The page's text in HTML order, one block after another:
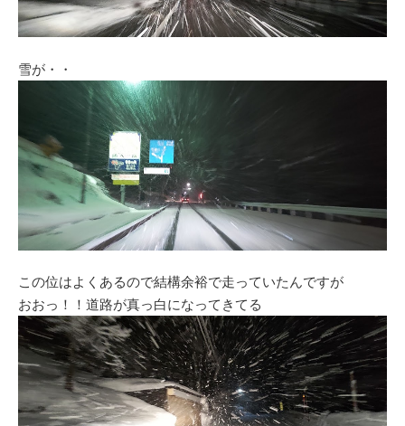
雪が・・
この位はよくあるので結構余裕で走っていたんですが
おおっ！！道路が真っ白になってきてる